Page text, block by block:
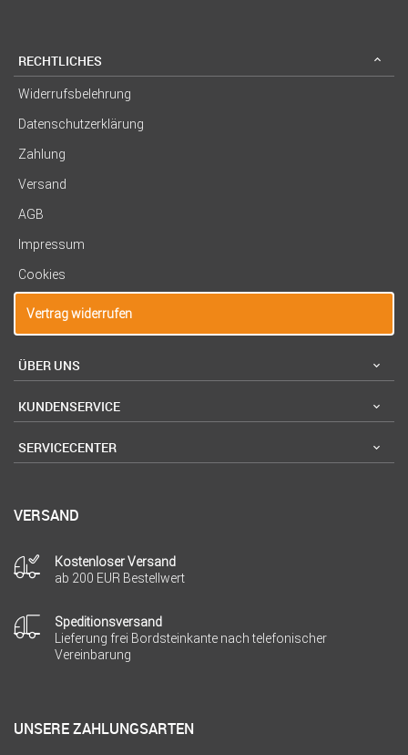
RECHTLICHES
Widerrufsbelehrung
Datenschutzerklärung
Zahlung
Versand
AGB
Impressum
Cookies
Vertrag widerrufen
ÜBER UNS
KUNDENSERVICE
SERVICECENTER
VERSAND
Kostenloser Versand
ab 200 EUR Bestellwert
Speditionsversand
Lieferung frei Bordsteinkante nach telefonischer
Vereinbarung
UNSERE ZAHLUNGSARTEN